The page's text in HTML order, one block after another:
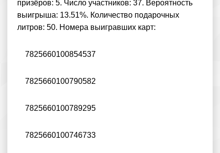
призёров: 5. Число участников: 37. Вероятность
выигрыша: 13.51%. Количество подарочных
литров: 50. Номера выигравших карт:
7825660100854537
7825660100790582
7825660100789295
7825660100746733